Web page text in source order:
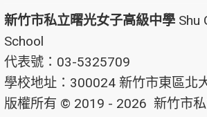
新竹市私立曙光女子高級中學 Shu
School
代表號：03-5325709
學校地址：300024 新竹市東區北
版權所有 © 2019 - 2026 新竹市